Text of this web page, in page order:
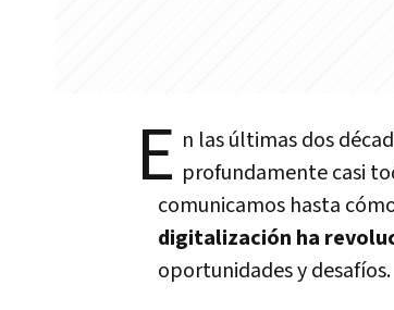
E n las últimas dos
profundamente casi
comunicamos hasta
digitalización ha
oportunidades y desafíos.